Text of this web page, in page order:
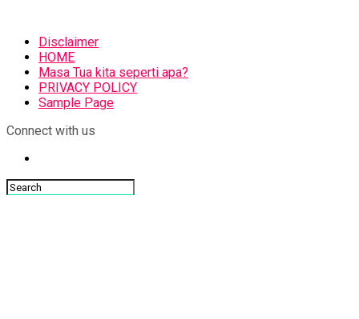
Disclaimer
HOME
Masa Tua kita seperti apa?
PRIVACY POLICY
Sample Page
Connect with us